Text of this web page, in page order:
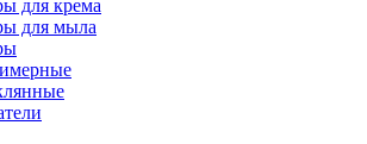
для крема
для мыла